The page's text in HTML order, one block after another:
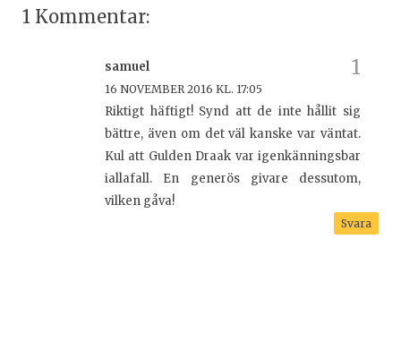
1 Kommentar:
samuel
16 NOVEMBER 2016 KL. 17:05
Riktigt häftigt! Synd att de inte hållit sig
bättre, även om det väl kanske var väntat.
Kul att Gulden Draak var igenkänningsbar
iallafall. En generös givare dessutom,
vilken gåva!
Svara